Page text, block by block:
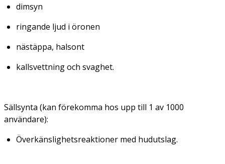
dimsyn
ringande ljud i öronen
nästäppa, halsont
kallsvettning och svaghet.
Sällsynta (kan förekomma hos upp till 1 av 1000
användare):
Överkänslighetsreaktioner med hudutslag.